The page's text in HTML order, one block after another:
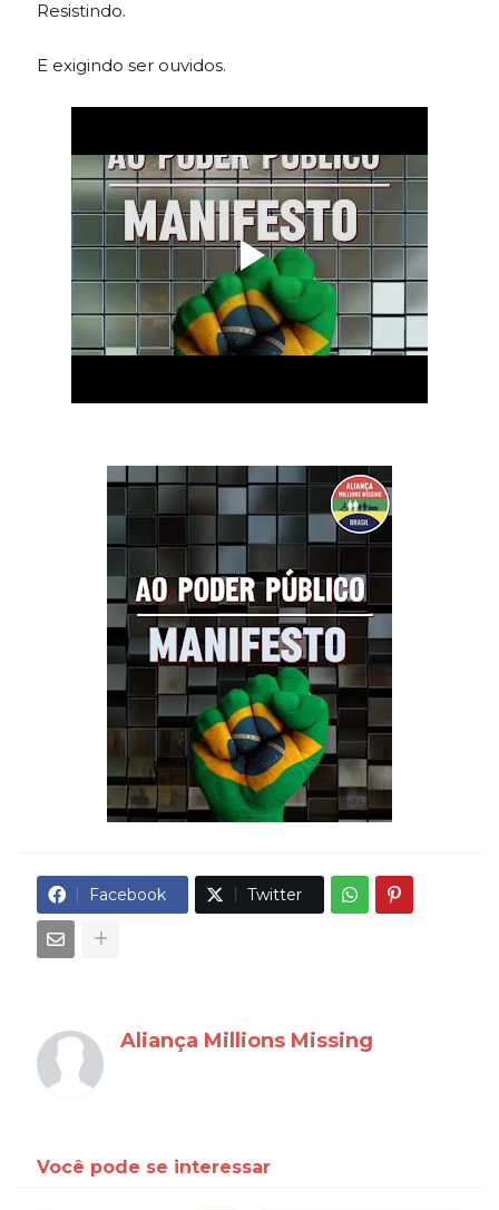
Resistindo.
E exigindo ser ouvidos.
Facebook Twitter
Aliança Millions Missing
Você pode se interessar